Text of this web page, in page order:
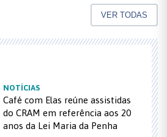
VER TODAS
NOTÍCIAS
Café com Elas reúne assistidas
do CRAM em referência aos 20
anos da Lei Maria da Penha